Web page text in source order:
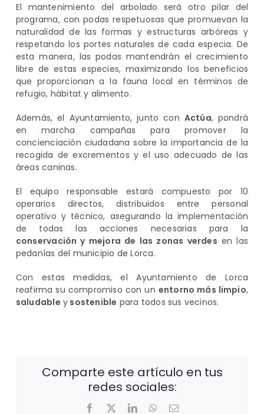
El mantenimiento del arbolado será otro pilar del
programa, con podas respetuosas que promuevan la
naturalidad de las formas y estructuras arbóreas y
respetando los portes naturales de cada especia. De
esta manera, las podas mantendrán el crecimiento
libre de estas especies, maximizando los beneficios
que proporcionan a la fauna local en términos de
refugio, hábitat y alimento.
Además, el Ayuntamiento, junto con Actúa, pondrá
en marcha campañas para promover la
concienciación ciudadana sobre la importancia de la
recogida de excrementos y el uso adecuado de las
áreas caninas.
El equipo responsable estará compuesto por 10
operarios directos, distribuidos entre personal
operativo y técnico, asegurando la implementación
de todas las acciones necesarias para la
conservación y mejora de las zonas verdes en las
pedanías del municipio de Lorca.
Con estas medidas, el Ayuntamiento de Lorca
reafirma su compromiso con un entorno más limpio,
saludable y sostenible para todos sus vecinos.
Comparte este artículo en tus
redes sociales:
Facebook
X LinkedInWhatsApp
Correo